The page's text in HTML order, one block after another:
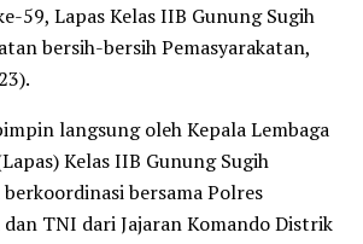
59, Lapas Kelas IIB Gunung Sugih
bersih-bersih Pemasyarakatan,
langsung oleh Kepala Lembaga
Kelas IIB Gunung Sugih
bersama Polres
TNI dari Jajaran Komando Distrik